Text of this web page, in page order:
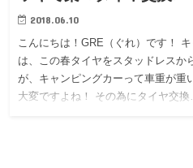
2018.06.10
こんにちは！GRE（ぐれ）です！
は、この春タイヤをスタッドレスか
が、キャンピングカーって車重が重
大変ですよね！ その為にタイヤ交換